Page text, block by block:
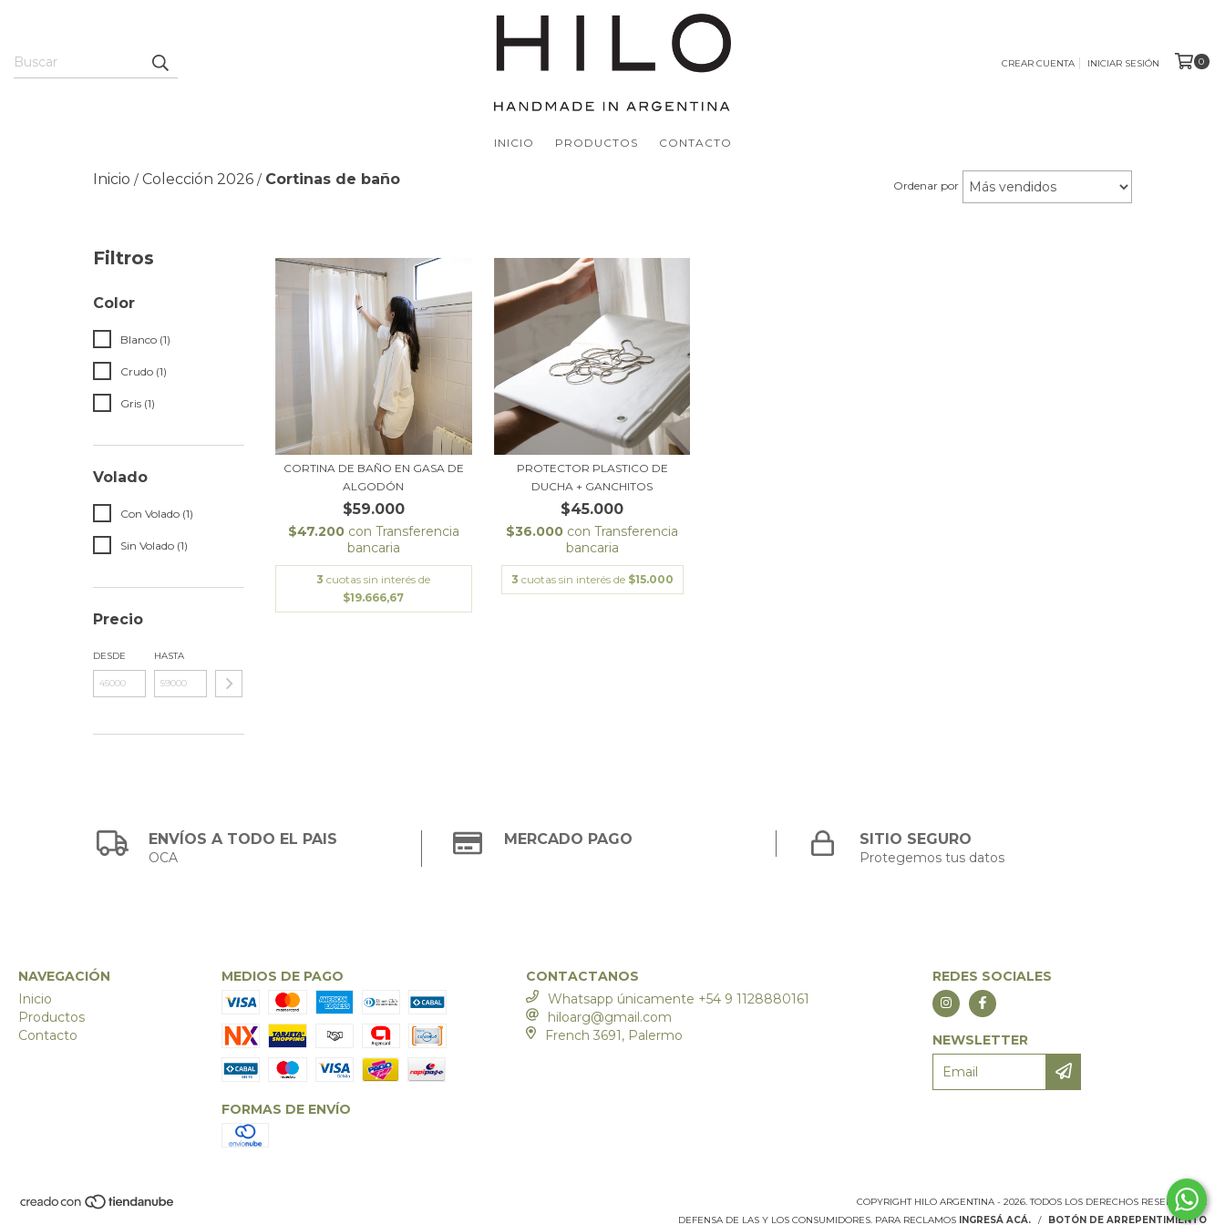
CREAR CUENTA INICIAR SESIÓN 0
INICIO PRODUCTOS CONTACTO
Inicio / Colección 2026 / Cortinas de baño Ordenar por
Filtros
Color
Blanco (1)
Crudo (1)
Gris (1)
Volado
Con Volado (1)
Sin Volado (1)
Precio
DESDE HASTA
CORTINA DE BAÑO EN GASA DE
ALGODÓN
$59.000
$47.200 con Transferencia
bancaria
3 cuotas sin interés de
$19.666,67
PROTECTOR PLASTICO DE
DUCHA + GANCHITOS
$45.000
$36.000 con Transferencia
bancaria
3 cuotas sin interés de $15.000
ENVÍOS A TODO EL PAIS
OCA
MERCADO PAGO SITIO SEGURO
Protegemos tus datos
NAVEGACIÓN
Inicio
Productos
Contacto
MEDIOS DE PAGO
FORMAS DE ENVÍO
CONTACTANOS
Whatsapp únicamente +54 9 1128880161
hiloarg@gmail.com
French 3691, Palermo
REDES SOCIALES
NEWSLETTER
COPYRIGHT HILO ARGENTINA - 2026. TODOS LOS DERECHOS RESERVADOS.
DEFENSA DE LAS Y LOS CONSUMIDORES. PARA RECLAMOS INGRESÁ ACÁ. / BOTÓN DE ARREPENTIMIENTO